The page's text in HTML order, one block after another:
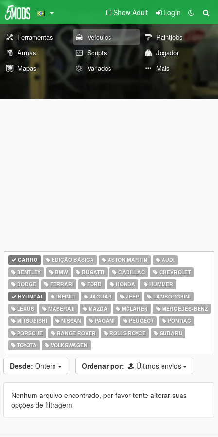
Show Adult Login
Ferramentas Veículos
Paintjobs
Armas
Scripts
Jogador
Mapas
Variados Mais
CARRO EDIÇÃO BÁSICA ASTON MARTIN
AUDI
BENTLEY
BMW BUGATTI CADILLAC
CHEVROLET
DODGE
FERRARI FORD HONDA
HUMMER
HYUNDAI
INFINITI JAGUAR JEEP
LAMBORGHINI
LEXUS
MASERATI MAZDA MCLAREN
MERCEDES-BENZ
MITSUBISHI
NISSAN PAGANI PEUGEOT
PONTIAC
PORSCHE
RANGE ROVER ROLLS ROYCE
SUBARU
TOYOTA
VOLKSWAGEN
Desde: Ontem Ordenar por: Últimos envios
Nenhum arquivo encontrado, por favor tente alterar suas
opções de filtragem.